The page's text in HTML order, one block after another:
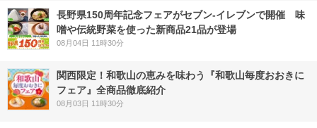
長野県150周年記念フェアがセブン-イレブンで開催 味
噌や伝統野菜を使った新商品21品が登場
08月04日 11時30分
関西限定！和歌山の恵みを味わう『和歌山毎度おおきに
フェア』全商品徹底紹介
08月03日 11時30分